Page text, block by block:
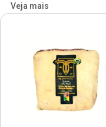
Veja mais